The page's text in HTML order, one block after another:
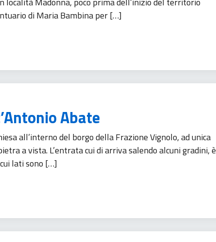
di Maria Bambina per […]
Abate
all’interno del borgo della Frazione Vignolo, ad unica
a vista. L’entrata cui di arriva salendo alcuni gradini, è
lati sono […]